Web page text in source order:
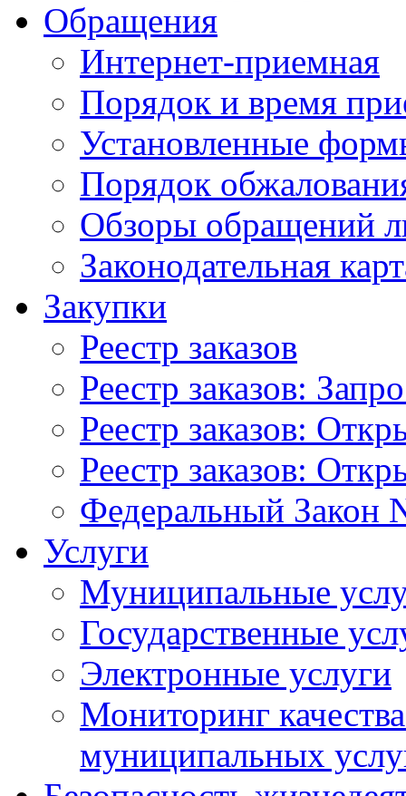
Обращения
Интернет-приемная
Порядок и время
Установленные
Порядок
Обзоры обращений
Законодательная
Закупки
Реестр заказов
Реестр заказов:
Реестр заказов:
Реестр заказов:
Федеральный Закон
Услуги
Муниципальные
Государственные
Электронные услуги
Мониторинг
муниципальных